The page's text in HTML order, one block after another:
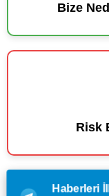
Bize
Risk
Haberleri